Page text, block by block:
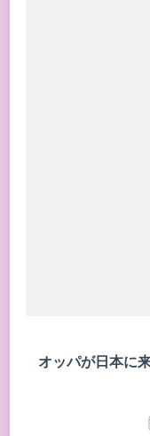
オッパが日本に